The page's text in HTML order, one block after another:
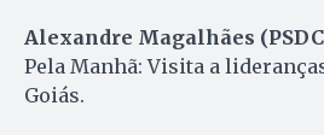
Alexandre Magalhães
Pela Manhã: Visita a
Goiás.